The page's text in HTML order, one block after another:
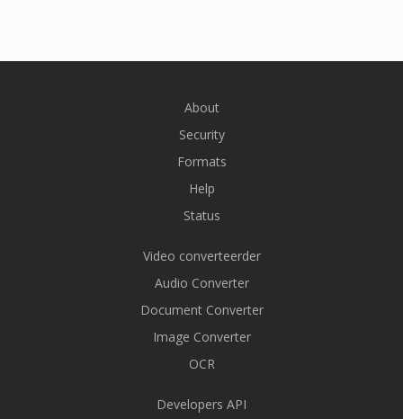
About
Security
Formats
Help
Status
Video converteerder
Audio Converter
Document Converter
Image Converter
OCR
Developers API